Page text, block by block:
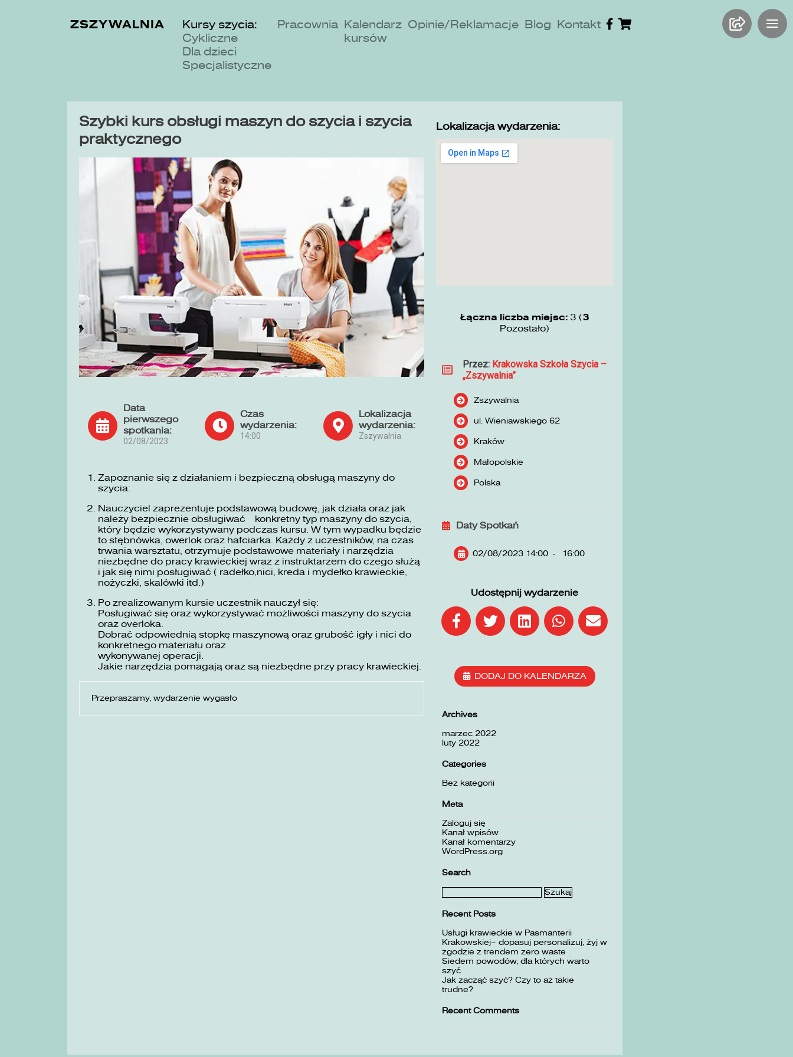
ZSZYWALNIA
Kursy szycia:
Cykliczne
Dla dzieci
Specjalistyczne
Pracownia Kalendarz
kursów
Opinie/Reklamacje Blog Kontakt
Szybki kurs obsługi maszyn do szycia i szycia
praktycznego
Data
pierwszego
spotkania:
02/08/2023
Czas
wydarzenia:
14:00
Lokalizacja
wydarzenia:
Zszywalnia
Zapoznanie się z działaniem i bezpieczną obsługą maszyny do
szycia:
Nauczyciel zaprezentuje podstawową budowę, jak działa oraz jak
należy bezpiecznie obsługiwać konkretny typ maszyny do szycia,
który będzie wykorzystywany podczas kursu. W tym wypadku będzie
to stębnówka, owerlok oraz hafciarka. Każdy z uczestników, na czas
trwania warsztatu, otrzymuje podstawowe materiały i narzędzia
niezbędne do pracy krawieckiej wraz z instruktarzem do czego służą
i jak się nimi posługiwać ( radełko,nici, kreda i mydełko krawieckie,
nożyczki, skalówki itd.)
Po zrealizowanym kursie uczestnik nauczył się:
Posługiwać się oraz wykorzystywać możliwości maszyny do szycia
oraz overloka.
Dobrać odpowiednią stopkę maszynową oraz grubość igły i nici do
konkretnego materiału oraz
wykonywanej operacji.
Jakie narzędzia pomagają oraz są niezbędne przy pracy krawieckiej.
Przepraszamy, wydarzenie wygasło
Lokalizacja wydarzenia:
Łączna liczba miejsc: 3 (3
Pozostało)
Przez: Krakowska Szkoła Szycia –
„Zszywalnia”
Zszywalnia
ul. Wieniawskiego 62
Kraków
Małopolskie
Polska
Daty Spotkań
02/08/2023 14:00 - 16:00
Udostępnij wydarzenie
DODAJ DO KALENDARZA
Archives
marzec 2022
luty 2022
Categories
Bez kategorii
Meta
Zaloguj się
Kanał wpisów
Kanał komentarzy
WordPress.org
Search
Szukaj:
Recent Posts
Usługi krawieckie w Pasmanterii
Krakowskiej– dopasuj personalizuj, żyj w
zgodzie z trendem zero waste
Siedem powodów, dla których warto
szyć
Jak zacząć szyć? Czy to aż takie
trudne?
Recent Comments